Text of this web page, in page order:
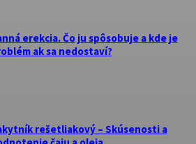
erekcia. Čo ju spôsobuje a kde je
ak sa nedostaví?
rešetliakový – Skúsenosti a